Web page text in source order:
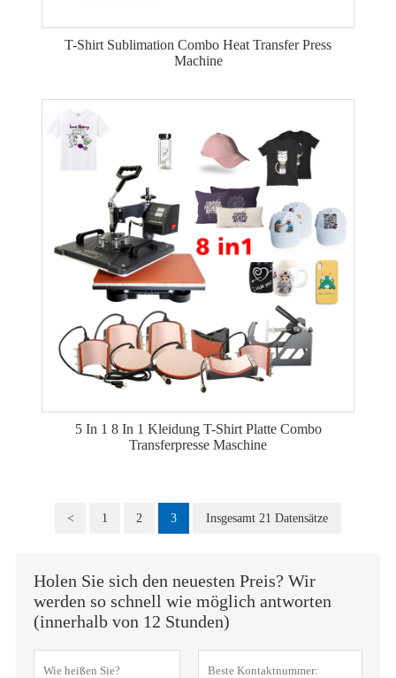
T-Shirt Sublimation Combo Heat Transfer Press
Machine
5 In 1 8 In 1 Kleidung T-Shirt Platte Combo
Transferpresse Maschine
< 1 2 3 Insgesamt 21 Datensätze
Holen Sie sich den neuesten Preis? Wir
werden so schnell wie möglich antworten
(innerhalb von 12 Stunden)